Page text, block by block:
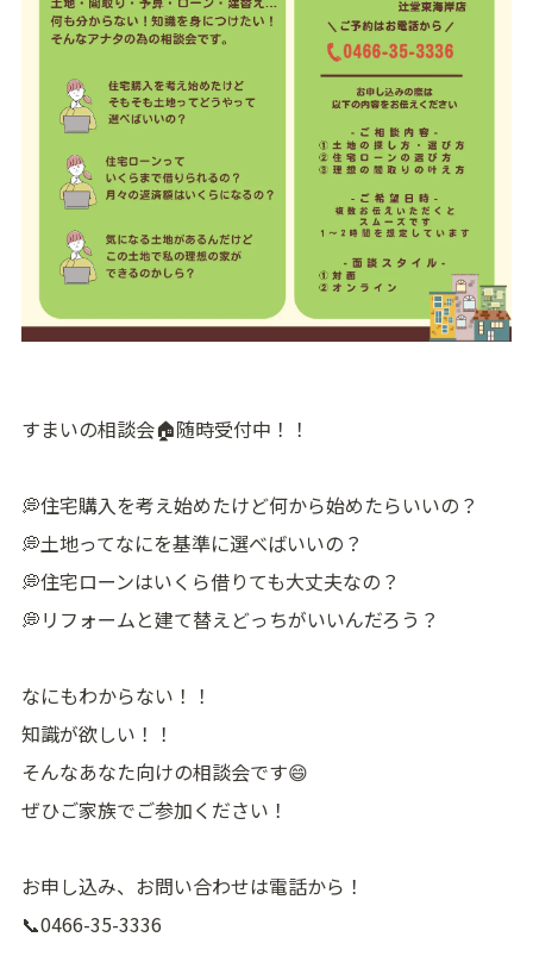
すまいの相談会🏠随時受付中！！
💭住宅購入を考え始めたけど何から始めたらいいの？
💭土地ってなにを基準に選べばいいの？
💭住宅ローンはいくら借りても大丈夫なの？
💭リフォームと建て替えどっちがいいんだろう？
なにもわからない！！
知識が欲しい！！
そんなあなた向けの相談会です😄
ぜひご家族でご参加ください！
お申し込み、お問い合わせは電話から！
📞0466-35-3336